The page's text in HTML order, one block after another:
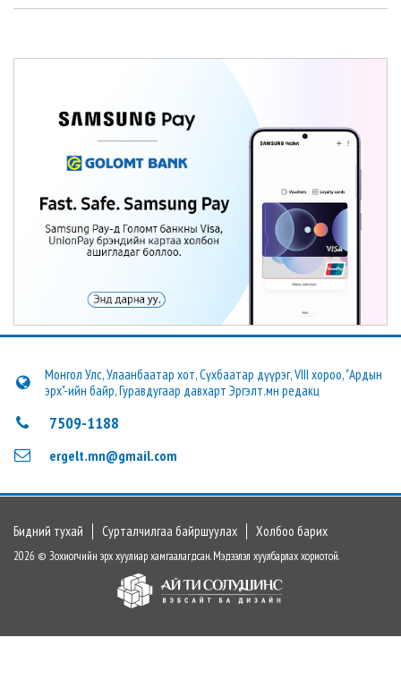
Монгол Улс, Улаанбаатар хот, Сүхбаатар дүүрэг, VIII хороо, "Ардын
эрх"-ийн байр, Гуравдугаар давхарт Эргэлт.мн редакц
7509-1188
ergelt.mn@gmail.com
Бидний тухай Сурталчилгаа байршуулах Холбоо барих
2026 © Зохиогчийн эрх хуулиар хамгаалагдсан. Мэдээлэл хуулбарлах хориотой.